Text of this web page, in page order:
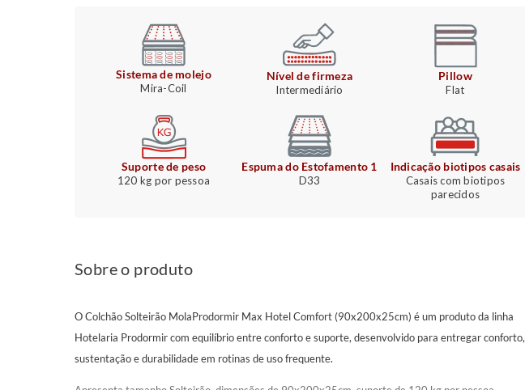
Sistema de molejo
Mira-Coil
Nível de firmeza
Intermediário
Pillow
Flat
Suporte de peso
120 kg por pessoa
Espuma do Estofamento 1
D33
Indicação biotipos casais
Casais com biotipos
parecidos
Sobre o produto
O Colchão Solteirão MolaProdormir Max Hotel Comfort (90x200x25cm) é um produto da linha
Hotelaria Prodormir com equilíbrio entre conforto e suporte, desenvolvido para entregar conforto,
sustentação e durabilidade em rotinas de uso frequente.